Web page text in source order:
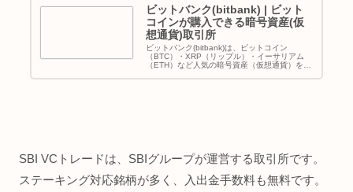
ビットバンク(bitbank) | ビット
コインが購入できる暗号資産(仮
想通貨)取引所
ビットバンク(bitbank)は、ビットコイン
（BTC）・XRP（リップル）・イーサリアム
（ETH）など人気の暗号資産（仮想通貨）を売
SBI VCトレードは、SBIグループが運営する取引所です。
ステーキング対応銘柄が多く、入出金手数料も無料です。